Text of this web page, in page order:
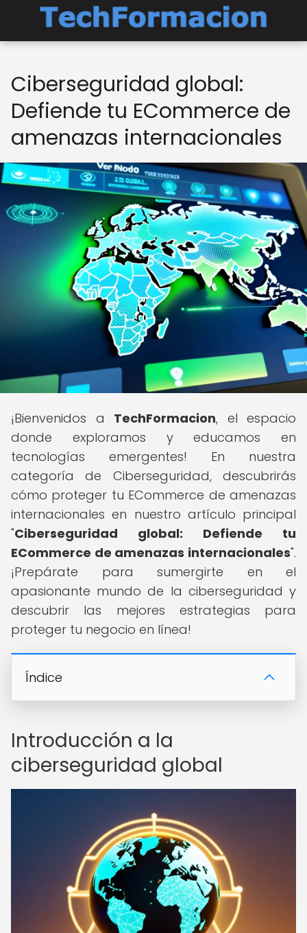
Ciberseguridad global:
Defiende tu ECommerce de
amenazas internacionales
¡Bienvenidos a TechFormacion, el espacio
donde exploramos y educamos en
tecnologías emergentes! En nuestra
categoría de Ciberseguridad, descubrirás
cómo proteger tu ECommerce de amenazas
internacionales en nuestro artículo principal
"Ciberseguridad global: Defiende tu
ECommerce de amenazas internacionales".
¡Prepárate para sumergirte en el
apasionante mundo de la ciberseguridad y
descubrir las mejores estrategias para
proteger tu negocio en línea!
Índice
Introducción a la
ciberseguridad global